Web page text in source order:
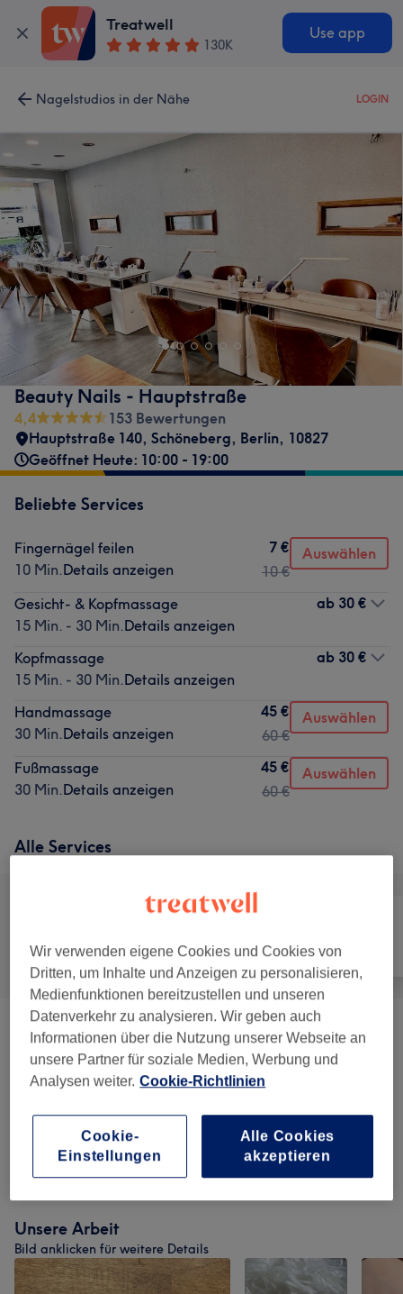
Treatwell
130K
Use app
Nagelstudios in der Nähe LOGIN
Beauty Nails - Hauptstraße
4,4
153 Bewertungen
Hauptstraße 140, Schöneberg, Berlin, 10827
Geöffnet Heute: 10:00 - 19:00
Beliebte Services
Fingernägel feilen
10 Min.Details anzeigen
7 €
10 €
Auswählen
Gesicht- & Kopfmassage
15 Min. - 30 Min.Details anzeigen
ab 30 €
Kopfmassage
15 Min. - 30 Min.Details anzeigen
ab 30 €
Handmassage
30 Min.Details anzeigen
45 €
60 €
Auswählen
Fußmassage
30 Min.Details anzeigen
45 €
60 €
Auswählen
Alle Services
Alle Nägel
Maniküre & Pediküre (30) ab 0,50 €
Nagelmodellage 11)
Massagen (6 )
Unsere Arbeit
Bild anklicken für weitere Details
Wir verwenden eigene Cookies und Cookies von
Dritten, um Inhalte und Anzeigen zu personalisieren,
Medienfunktionen bereitzustellen und unseren
Datenverkehr zu analysieren. Wir geben auch
Informationen über die Nutzung unserer Webseite an
unsere Partner für soziale Medien, Werbung und
Analysen weiter. Cookie-Richtlinien
Cookie-
Einstellungen
Alle Cookies
akzeptieren